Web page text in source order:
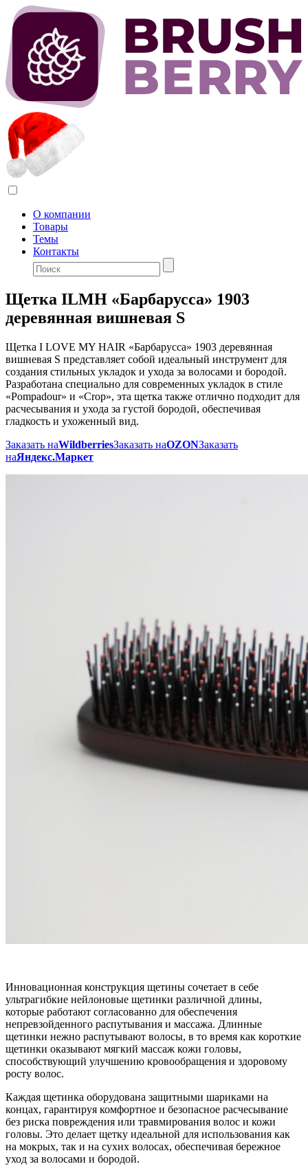
О компании
Товары
Темы
Контакты
Щетка ILMH «Барбарусса» 1903
деревянная вишневая S
Щетка I LOVE MY HAIR «Барбарусса» 1903 деревянная
вишневая S представляет собой идеальный инструмент для
создания стильных укладок и ухода за волосами и бородой.
Разработана специально для современных укладок в стиле
«Pompadour» и «Crop», эта щетка также отлично подходит для
расчесывания и ухода за густой бородой, обеспечивая
гладкость и ухоженный вид.
Заказать наWildberriesЗаказать наOZONЗаказать
наЯндекс.Маркет
Инновационная конструкция щетины сочетает в себе
ультрагибкие нейлоновые щетинки различной длины,
которые работают согласованно для обеспечения
непревзойденного распутывания и массажа. Длинные
щетинки нежно распутывают волосы, в то время как короткие
щетинки оказывают мягкий массаж кожи головы,
способствующий улучшению кровообращения и здоровому
росту волос.
Каждая щетинка оборудована защитными шариками на
концах, гарантируя комфортное и безопасное расчесывание
без риска повреждения или травмирования волос и кожи
головы. Это делает щетку идеальной для использования как
на мокрых, так и на сухих волосах, обеспечивая бережное
уход за волосами и бородой.